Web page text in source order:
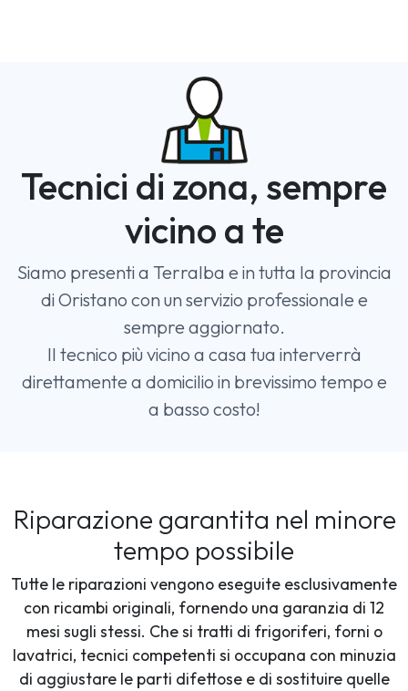
Tecnici di zona, sempre
vicino a te
Siamo presenti a Terralba e in tutta la provincia
di Oristano con un servizio professionale e
sempre aggiornato.
Il tecnico più vicino a casa tua interverrà
direttamente a domicilio in brevissimo tempo e
a basso costo!
Riparazione garantita nel minore
tempo possibile
Tutte le riparazioni vengono eseguite esclusivamente
con ricambi originali, fornendo una garanzia di 12
mesi sugli stessi. Che si tratti di frigoriferi, forni o
lavatrici, tecnici competenti si occupana con minuzia
di aggiustare le parti difettose e di sostituire quelle